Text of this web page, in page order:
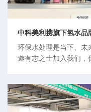
中科美利携旗下氢水
环保水处理是当下、未
邀有志之士加入我们，